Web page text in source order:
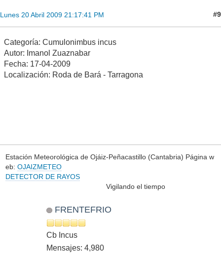
Lunes 20 Abril 2009 21:17:41 PM #9
Categoría: Cumulonimbus incus
Autor: Imanol Zuaznabar
Fecha: 17-04-2009
Localización: Roda de Bará - Tarragona
Estación Meteorológica de Ojáiz-Peñacastillo (Cantabria) Página w
eb: OJAIZMETEO
DETECTOR DE RAYOS
Vigilando el tiempo
FRENTEFRIO
Cb Incus
Mensajes: 4,980